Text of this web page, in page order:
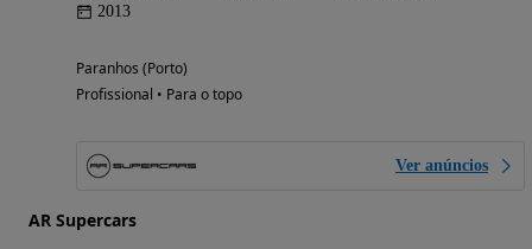
2013
Paranhos (Porto)
Profissional • Para o topo
Ver anúncios
AR Supercars